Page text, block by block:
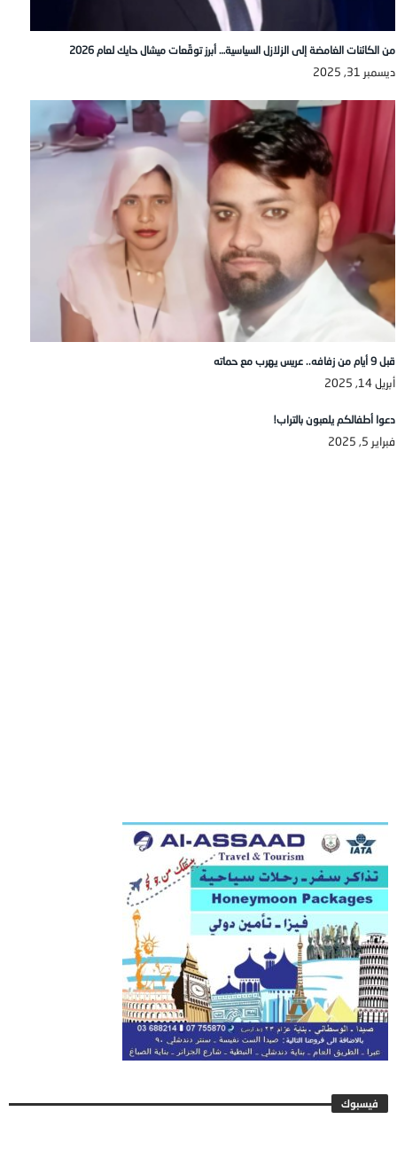
من الكائنات الغامضة إلى الزلازل السياسية… أبرز توقّعات ميشال حايك لعام 2026
ديسمبر 31, 2025
قبل 9 أيام من زفافه.. عريس يهرب مع حماته
أبريل 14, 2025
دعوا أطفالكم يلعبون بالتراب!
فبراير 5, 2025
فيسبوك